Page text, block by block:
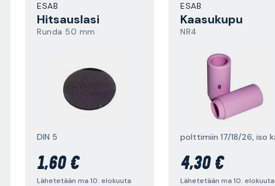
ESAB
Hitsauslasi
Runda 50 mm
DIN 5
1,60 €
Lähetetään ma 10. elokuuta
ESAB
Kaasukupu
NR4
4,30 €
Lähetetään ma 10. elokuuta